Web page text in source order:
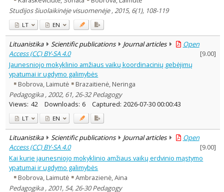
Studijos šiuolaikinėje visuomenėje , 2015, 6(1), 108-119
LT EN
Lituanistika Scientific publications Journal articles
Open
Access (CC) BY-SA 4.0
[9.00]
Jaunesniojo mokyklinio amžiaus vaikų koordinacinių gebėjimų
ypatumai ir ugdymo galimybės
Bobrova, Laimutė
Brazaitienė, Neringa
Pedagogika , 2002, 61, 26-32 Pedagogy
Views: 42 Downloads: 6 Captured: 2026-07-30 00:00:43
LT EN
Lituanistika Scientific publications Journal articles
Open
Access (CC) BY-SA 4.0
[9.00]
Kai kurie jaunesniojo mokyklinio amžiaus vaikų erdvinio mąstymo
ypatumai ir ugdymo galimybės
Bobrova, Laimutė
Ambrazienė, Aina
Pedagogika , 2001, 54, 26-30 Pedagogy